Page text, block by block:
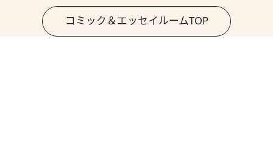
コミック＆エッセイルームTOP